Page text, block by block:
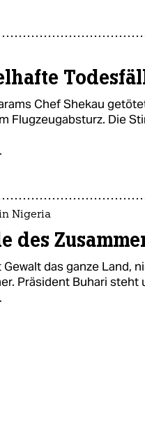
Chef Shekau
Flugzeugabsturz. Die
Nigeria
des
das ganze Land,
Präsident Buhari steht